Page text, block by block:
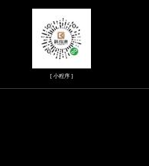
或者缺陷抛掉。不锈钢的
好的就是304不锈钢
比较复杂，因而一个不锈
比较高的。 不锈钢
[ 小程序 ]